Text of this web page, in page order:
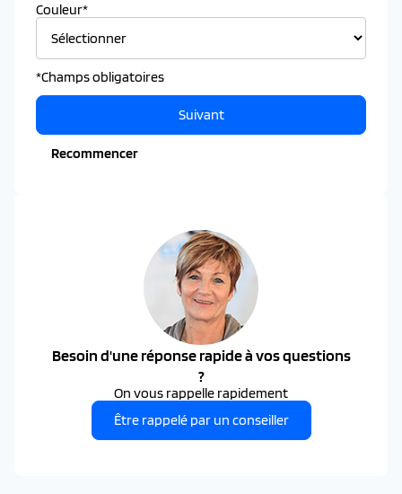
Couleur*
*Champs obligatoires
Recommencer
Suivant
Besoin d'une réponse rapide à vos questions
?
On vous rappelle rapidement
Être rappelé par un conseiller